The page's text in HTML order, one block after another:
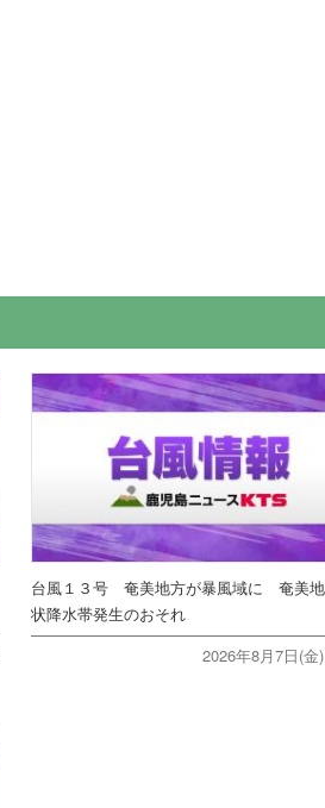
台風１３号 奄美地方が暴風域に 奄美
状降水帯発生のおそれ
2026年8月7日(金